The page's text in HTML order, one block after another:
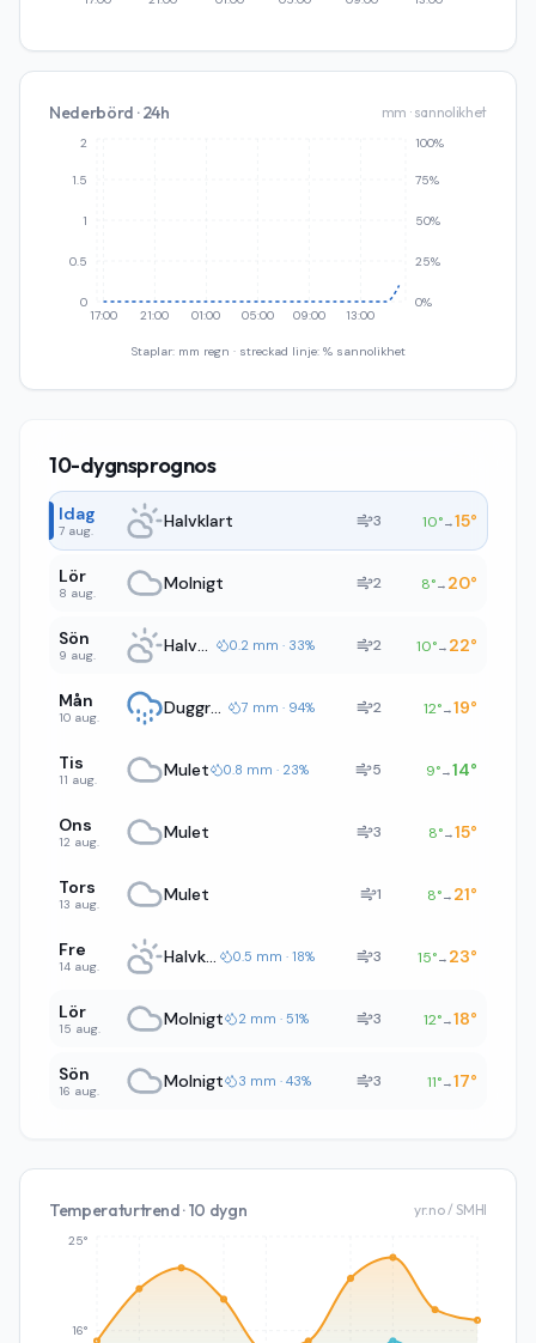
Nederbörd · 24h mm · sannolikhet
17:00 21:00 01:00 05:00 09:00 13:00
0
0.5
1
1.5
2
0%
25%
50%
75%
100%
Staplar: mm regn · streckad linje: % sannolikhet
10-dygnsprognos
Idag
7 aug. Halvklart 3 10°→15°
Lör
8 aug. Molnigt 2 8°→ 20°
Sön
9 aug. Halvklart 0.2 mm · 33% 2 10°→ 22°
Mån
10 aug. Duggregn 7 mm · 94% 2 12°→19°
Tis
11 aug. Mulet 0.8 mm · 23% 5 9°→14°
Ons
12 aug. Mulet 3 8°→15°
Tors
13 aug. Mulet 1 8°→ 21°
Fre
14 aug. Halvklart 0.5 mm · 18% 3 15°→ 23°
Lör
15 aug. Molnigt 2 mm · 51% 3 12°→18°
Sön
16 aug. Molnigt 3 mm · 43% 3 11°→17°
Temperaturtrend · 10 dygn yr.no / SMHI
16°
25°